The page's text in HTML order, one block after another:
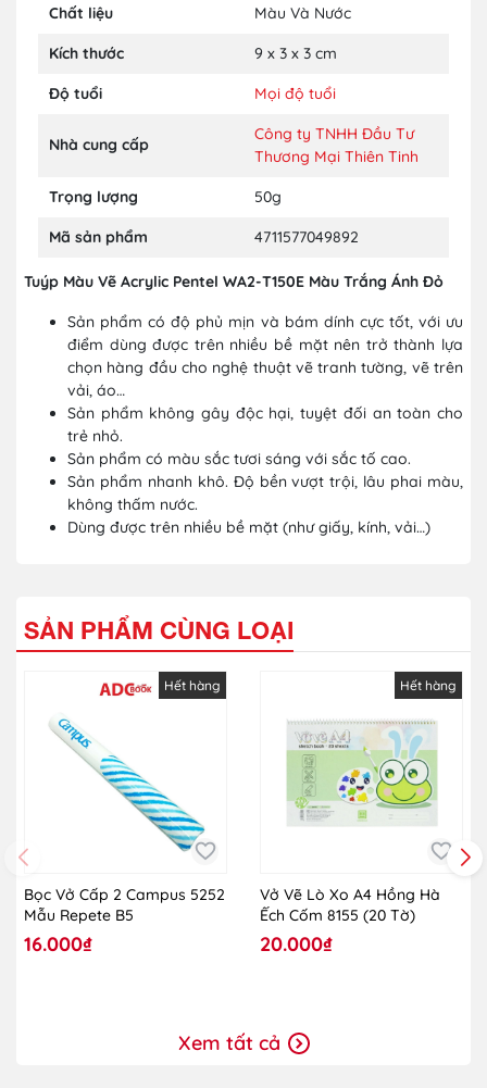
Chất liệu Màu Và Nước
Kích thước 9 x 3 x 3 cm
Độ tuổi Mọi độ tuổi
Nhà cung cấp
Công ty TNHH Đầu Tư
Thương Mại Thiên Tinh
Trọng lượng 50g
Mã sản phẩm 4711577049892
Tuýp Màu Vẽ Acrylic Pentel WA2-T150E Màu Trắng Ánh Đỏ
Sản phẩm có độ phủ mịn và bám dính cực tốt, với ưu
điểm dùng được trên nhiều bề mặt nên trở thành lựa
chọn hàng đầu cho nghệ thuật vẽ tranh tường, vẽ trên
vải, áo…
Sản phẩm không gây độc hại, tuyệt đối an toàn cho
trẻ nhỏ.
Sản phẩm có màu sắc tươi sáng với sắc tố cao.
Sản phẩm nhanh khô. Độ bền vượt trội, lâu phai màu,
không thấm nước.
Dùng được trên nhiều bề mặt (như giấy, kính, vải…)
SẢN PHẨM CÙNG LOẠI
Hết hàng
Bọc Vở Cấp 2 Campus 5252
Mẫu Repete B5
16.000₫
Hết hàng
Vở Vẽ Lò Xo A4 Hồng Hà
Ếch Cốm 8155 (20 Tờ)
20.000₫
Xem tất cả